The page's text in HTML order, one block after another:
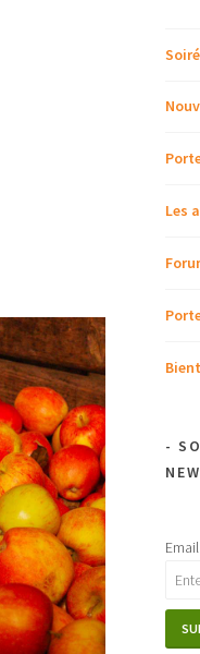
Les
-
Email